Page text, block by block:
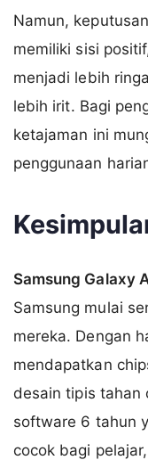
Namun,
memiliki sisi
menjadi lebih
lebih irit. Bagi
ketajaman ini
penggunaan
Samsung Galaxy
Samsung mulai
mereka. Dengan
mendapatkan
desain tipis tahan
software 6 tahun
cocok bagi